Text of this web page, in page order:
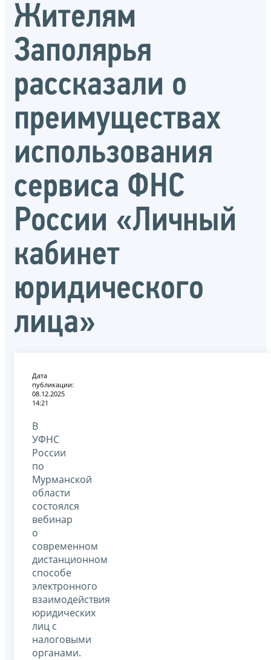
Жителям
Заполярья
рассказали о
преимуществах
использования
сервиса ФНС
России «Личный
кабинет
юридического
лица»
Дата
публикации:
08.12.2025
14:21
В
УФНС
России
по
Мурманской
области
состоялся
вебинар
о
современном
дистанционном
способе
электронного
взаимодействия
юридических
лиц с
налоговыми
органами.